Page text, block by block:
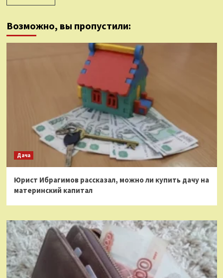
Возможно, вы пропустили:
Дача
Юрист Ибрагимов рассказал, можно ли купить дачу на
материнский капитал